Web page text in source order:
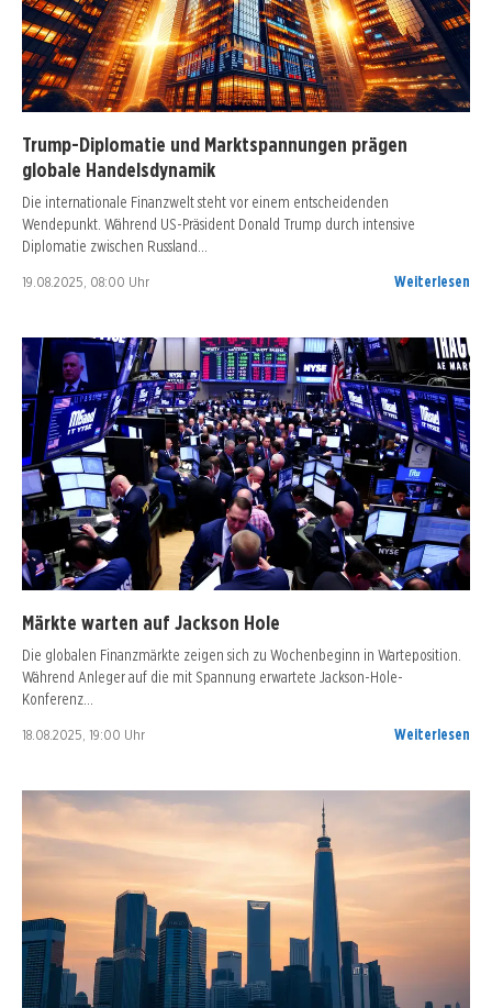
Trump-Diplomatie und Marktspannungen prägen
globale Handelsdynamik
Die internationale Finanzwelt steht vor einem entscheidenden
Wendepunkt. Während US-Präsident Donald Trump durch intensive
Diplomatie zwischen Russland…
19.08.2025, 08:00 Uhr Weiterlesen
Märkte warten auf Jackson Hole
Die globalen Finanzmärkte zeigen sich zu Wochenbeginn in Warteposition.
Während Anleger auf die mit Spannung erwartete Jackson-Hole-
Konferenz…
18.08.2025, 19:00 Uhr Weiterlesen